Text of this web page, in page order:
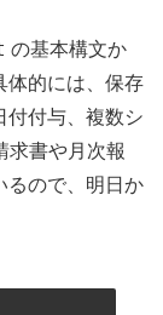
の基本構文か
体的には、保存
付付与、複数シ
求書や月次報
るので、明日か